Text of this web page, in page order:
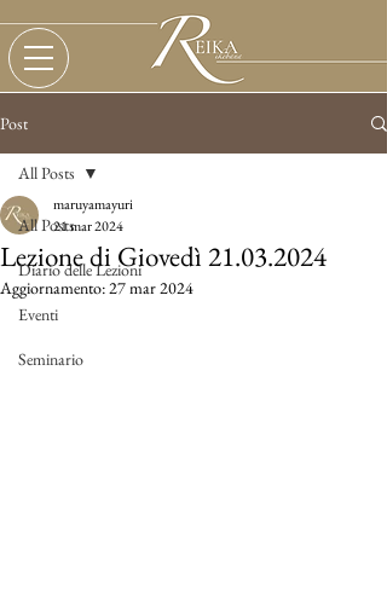
Post
All Posts
Diario delle Lezioni
Eventi
Seminario
All Posts
Lezione di Giovedì 21.03.2024
maruyamayuri
21 mar 2024
Aggiornamento:27 mar 2024